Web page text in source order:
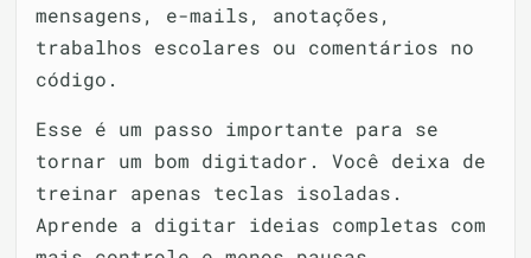
mensagens, e-mails, anotações,
trabalhos escolares ou comentários no
código.
Esse é um passo importante para se
tornar um bom digitador. Você deixa de
treinar apenas teclas isoladas.
Aprende a digitar ideias completas com